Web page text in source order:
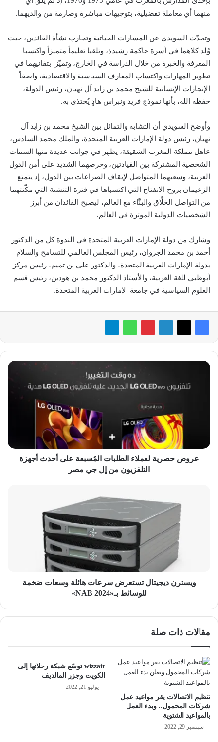
منهما أي معاملة تفضيلية، بتوجيهات مباشرة وصارمة من والديهما.
وتحدّث السويدي عن المسارات الحياتية وتجارب نشأة القائدين، حيث
وُلد كلاهما في أسرة حاكمة رشيدة، وتلقيا تعليماً متميزاً واكتسبا
المعرفة والخبرة من خلال الدراسة في الخارج، وتميّزا بتفانيهما في
تطوير المهارات واكتساب المعارف السياسية والاقتصادية، واصفاً
الإنجازات الإنسانية للشيخ محمد بن زايد آل نهيان، رئيس الدولة،
حفظه الله، بأنها نموذج فريد ونبراس هادٍ يُحتذى به.
وأوضح السويدي أن التشابه والتماثل بين الشيخ محمد بن زايد آل
نهيان، رئيس دولة الإمارات العربية المتحدة، والملك محمد السادس،
عاهل مملكة المغرب الشقيقة، يظهر في جوانب عديدة منها السمات
الشخصية المشتركة بين القيادتين، وحرصهما الشديد على أمن الدول
العربية، وسعيهما المتواصل لإيقاف الصراعات بين الدول، إذ يتمتع
الزعيمان بروح الانفتاح التي اكتسباها في فترة التنشئة التي مكّنتهما
من التواصل الخلَّاق والبنَّاء مع العالم، ليصبح القائدان من أبرز
الشخصيات الدولية المؤثرة في العالم.
وشارك من دولة الإمارات العربية المتحدة في الندوة كل من الدكتور
أحمد بن محمد الجروان، رئيس المجلس العالمي للتسامح والسلام
بدولة الإمارات العربية المتحدة، والدكتور علي بن تميم، رئيس مركز
أبوظبي للغة العربية، والأستاذ الدكتور محمد بن هودين، رئيس قسم
العلوم السياسية في جامعة الإمارات العربية المتحدة.
عروض
التلفزيون
عروض حصرية لعملاء الطلبات المُسبقة على أحدث أجهزة
التلفزيون من إل جي مصر
ويسترن ديجيتال تستعرض سرعات هائلة وسعات ضخمة
للوسائط بـ«NAB 2024»
مقالات ذات صلة
تنظيم الاتصالات يقر مواعيد عمل
شركات المحمول.. وبدء العمل
بالمواعيد الشتوية
سبتمبر 29, 2022
wizzair توسّع شبكة رحلاتها إلى
الكويت وجزر المالديف
يوليو 21, 2022